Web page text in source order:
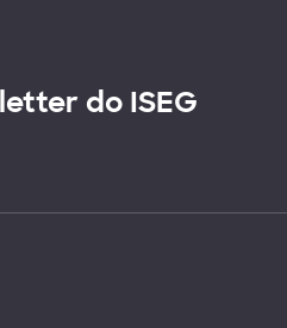
do ISEG